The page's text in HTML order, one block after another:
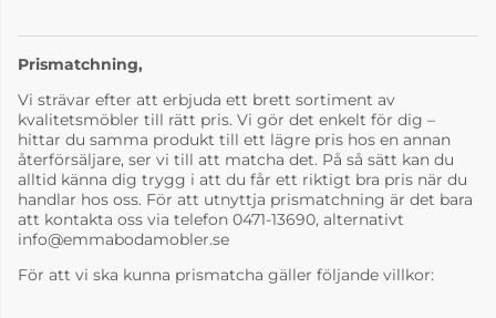
Bruno Krom Läder
4-6 Veckor
Prismatchning,
Vi strävar efter att erbjuda ett brett sortiment av
kvalitetsmöbler till rätt pris. Vi gör det enkelt för dig –
hittar du samma produkt till ett lägre pris hos en annan
återförsäljare, ser vi till att matcha det. På så sätt kan du
alltid känna dig trygg i att du får ett riktigt bra pris när du
handlar hos oss. För att utnyttja prismatchning är det bara
att kontakta oss via telefon 0471-13690, alternativt
info@emmabodamobler.se
För att vi ska kunna prismatcha gäller följande villkor: